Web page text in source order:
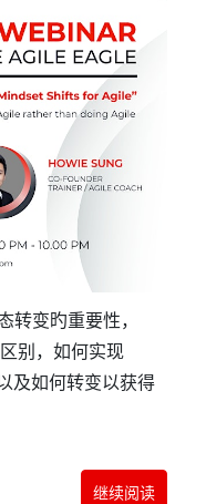
转变旳重要性，
别，如何实现
如何转变以获得
继续阅读